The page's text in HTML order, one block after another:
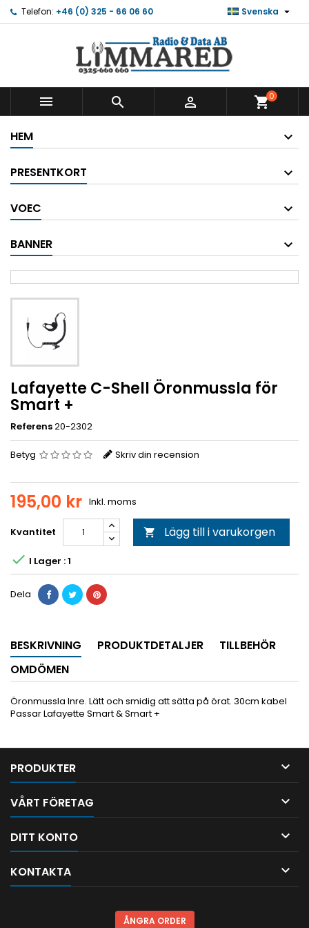
Telefon: +46 (0) 325 - 66 06 60 Svenska 
   shopping_cart0
HEM
PRESENTKORT
VOEC
BANNER
Lafayette C-Shell Öronmussla för
Smart +
Referens20-2302
Betyg Skriv din recension
195,00 kr Inkl. moms
Kvantitet  Lägg till i varukorgen
 I Lager : 1
Dela
BESKRIVNING PRODUKTDETALJER
TILLBEHÖR
OMDÖMEN
Öronmussla Inre. Lätt och smidig att sätta på örat. 30cm kabel
Passar Lafayette Smart & Smart +
PRODUKTER 
VÅRT FÖRETAG 
DITT KONTO 
KONTAKTA 
ÅNGRA ORDER